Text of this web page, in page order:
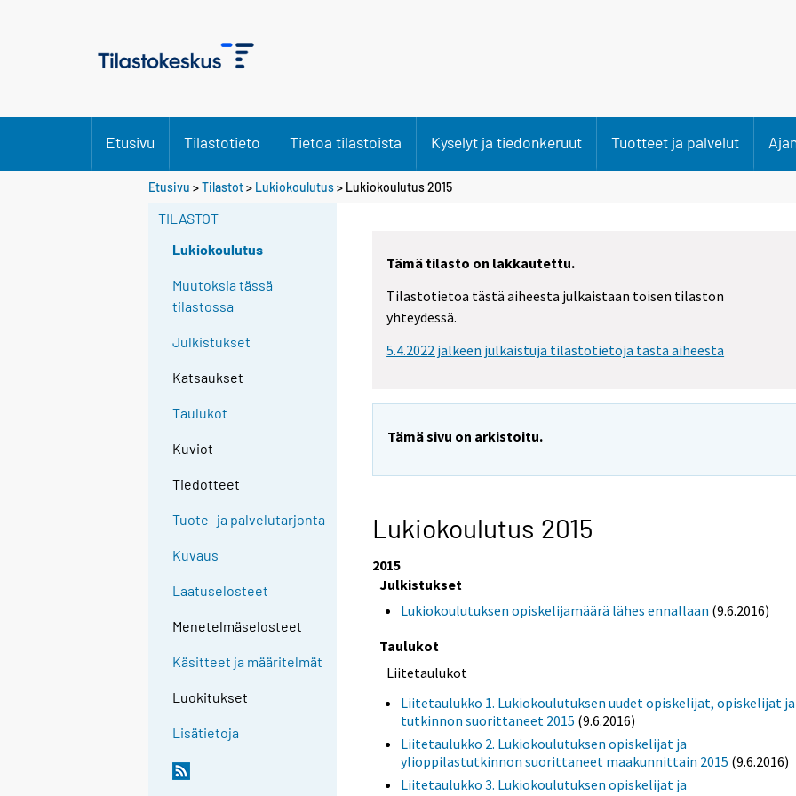
Etusivu Tilastotieto Tietoa tilastoista Kyselyt ja tiedonkeruut Tuotteet ja palvelut
Etusivu >Tilastot> Lukiokoulutus> Lukiokoulutus 2015
TILASTOT
Lukiokoulutus
Muutoksia tässä
tilastossa
Julkistukset
Katsaukset
Taulukot
Kuviot
Tiedotteet
Tuote- ja palvelutarjonta
Kuvaus
Laatuselosteet
Menetelmäselosteet
Käsitteet ja määritelmät
Luokitukset
Lisätietoja
Tämä tilasto on lakkautettu.
Tilastotietoa tästä aiheesta julkaistaan toisen tilaston
yhteydessä.
5.4.2022 jälkeen julkaistuja tilastotietoja tästä aiheesta
Tämä sivu on arkistoitu.
Lukiokoulutus 2015
2015
Julkistukset
Lukiokoulutuksen opiskelijamäärä lähes ennallaan (9.6.2016)
Taulukot
Liitetaulukot
Liitetaulukko 1. Lukiokoulutuksen uudet opiskelijat, opiskelijat ja
tutkinnon suorittaneet 2015 (9.6.2016)
Liitetaulukko 2. Lukiokoulutuksen opiskelijat ja
ylioppilastutkinnon suorittaneet maakunnittain 2015 (9.6.2016)
Liitetaulukko 3. Lukiokoulutuksen opiskelijat ja